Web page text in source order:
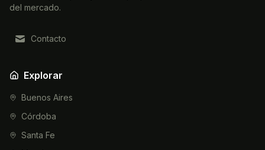
del mercado.
Contacto
Explorar
Buenos Aires
Córdoba
Santa Fe